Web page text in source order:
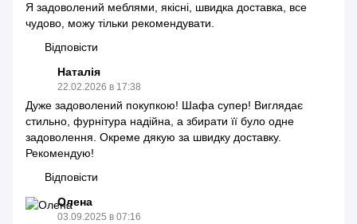
Я задоволений меблями, якісні, швидка доставка, все
чудово, можу тільки рекомендувати.
Відповісти
Наталія
22.02.2026 в 17:38
Дуже задоволений покупкою! Шафа супер! Виглядає
стильно, фурнітура надійна, а збирати її було одне
задоволення. Окреме дякую за швидку доставку.
Рекомендую!
Відповісти
Олена
03.09.2025 в 07:16